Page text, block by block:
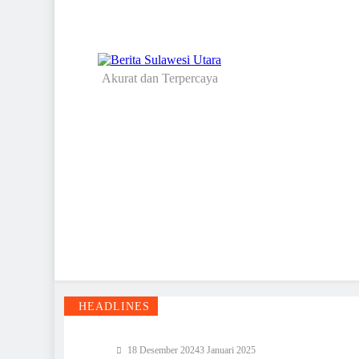
Akurat dan Terpercaya
HEADLINES
18 Desember 20243 Januari 2025